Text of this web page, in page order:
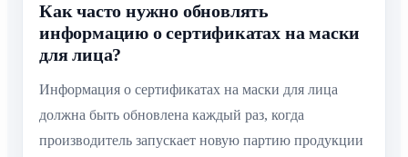
Как часто нужно обновлять
информацию о сертификатах на маски
для лица?
Информация о сертификатах на маски для лица
должна быть обновлена каждый раз, когда
производитель запускает новую партию продукции